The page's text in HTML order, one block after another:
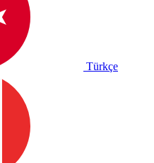
Türkçe